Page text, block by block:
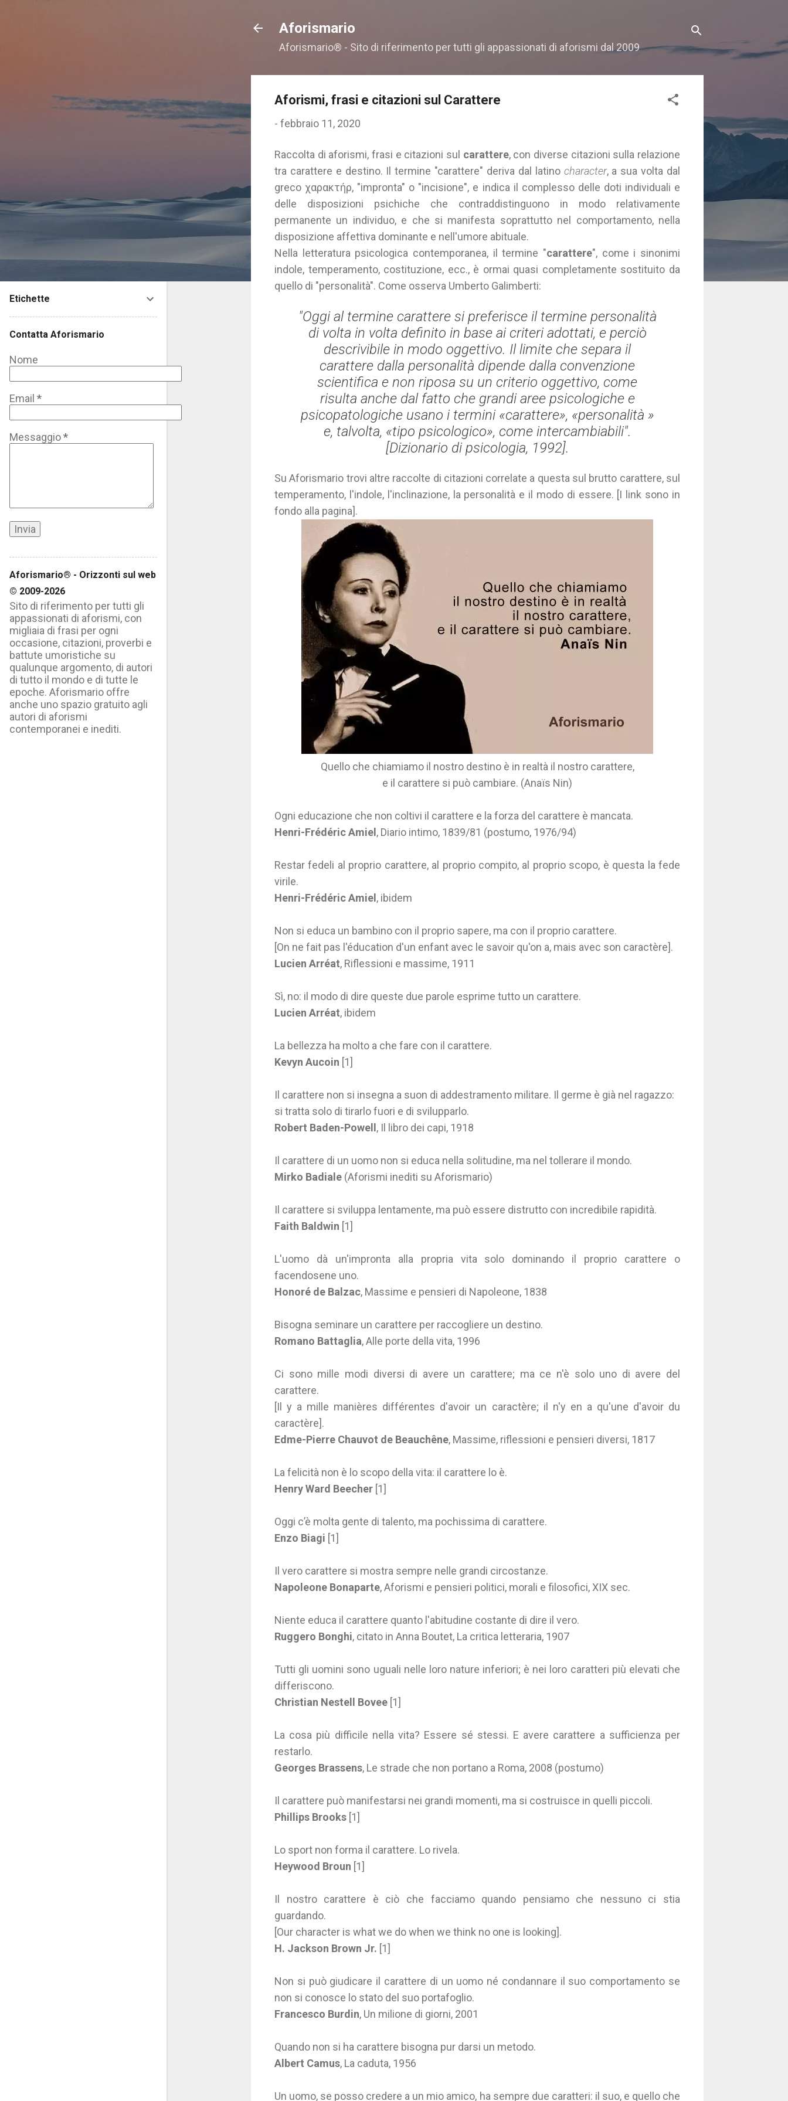
Aforismario
Aforismario® - Sito di riferimento per tutti gli appassionati di aforismi dal 2009
Aforismi, frasi e citazioni sul Carattere
- febbraio 11, 2020
Raccolta di aforismi, frasi e citazioni sul carattere, con diverse citazioni sulla relazione
tra carattere e destino. Il termine "carattere" deriva dal latino character, a sua volta dal
greco χαρακτήρ, "impronta" o "incisione", e indica il complesso delle doti individuali e
delle disposizioni psichiche che contraddistinguono in modo relativamente
permanente un individuo, e che si manifesta soprattutto nel comportamento, nella
disposizione affettiva dominante e nell'umore abituale.
Nella letteratura psicologica contemporanea, il termine "carattere", come i sinonimi
indole, temperamento, costituzione, ecc., è ormai quasi completamente sostituito da
quello di "personalità". Come osserva Umberto Galimberti:
"Oggi al termine carattere si preferisce il termine personalità
di volta in volta definito in base ai criteri adottati, e perciò
descrivibile in modo oggettivo. Il limite che separa il
carattere dalla personalità dipende dalla convenzione
scientifica e non riposa su un criterio oggettivo, come
risulta anche dal fatto che grandi aree psicologiche e
psicopatologiche usano i termini «carattere», «personalità »
e, talvolta, «tipo psicologico», come intercambiabili".
[Dizionario di psicologia, 1992].
Su Aforismario trovi altre raccolte di citazioni correlate a questa sul brutto carattere, sul
temperamento, l'indole, l'inclinazione, la personalità e il modo di essere. [I link sono in
fondo alla pagina].
Quello che chiamiamo il nostro destino è in realtà il nostro carattere,
e il carattere si può cambiare. (Anaïs Nin)
Ogni educazione che non coltivi il carattere e la forza del carattere è mancata.
Henri-Frédéric Amiel , Diario intimo, 1839/81 (postumo, 1976/94)
Restar fedeli al proprio carattere, al proprio compito, al proprio scopo, è questa la fede
virile.
Henri-Frédéric Amiel , ibidem
Non si educa un bambino con il proprio sapere, ma con il proprio carattere.
[On ne fait pas l'éducation d'un enfant avec le savoir qu'on a, mais avec son caractère].
Lucien Arréat, Riflessioni e massime, 1911
Sì, no: il modo di dire queste due parole esprime tutto un carattere.
Lucien Arréat, ibidem
La bellezza ha molto a che fare con il carattere.
Kevyn Aucoin [1]
Il carattere non si insegna a suon di addestramento militare. Il germe è già nel ragazzo:
si tratta solo di tirarlo fuori e di svilupparlo.
Robert Baden-Powell , Il libro dei capi, 1918
Il carattere di un uomo non si educa nella solitudine, ma nel tollerare il mondo.
Mirko Badiale (Aforismi inediti su Aforismario)
Il carattere si sviluppa lentamente, ma può essere distrutto con incredibile rapidità.
Faith Baldwin [1]
L'uomo dà un'impronta alla propria vita solo dominando il proprio carattere o
facendosene uno.
Honoré de Balzac, Massime e pensieri di Napoleone, 1838
Bisogna seminare un carattere per raccogliere un destino.
Romano Battaglia, Alle porte della vita, 1996
Ci sono mille modi diversi di avere un carattere; ma ce n'è solo uno di avere del
carattere.
[Il y a mille manières différentes d'avoir un caractère; il n'y en a qu'une d'avoir du
caractère].
Edme-Pierre Chauvot de Beauchêne, Massime, riflessioni e pensieri diversi, 1817
La felicità non è lo scopo della vita: il carattere lo è.
Henry Ward Beecher [1]
Oggi c’è molta gente di talento, ma pochissima di carattere.
Enzo Biagi [1]
Il vero carattere si mostra sempre nelle grandi circostanze.
Napoleone Bonaparte, Aforismi e pensieri politici, morali e filosofici, XIX sec.
Niente educa il carattere quanto l'abitudine costante di dire il vero.
Ruggero Bonghi, citato in Anna Boutet, La critica letteraria, 1907
Tutti gli uomini sono uguali nelle loro nature inferiori; è nei loro caratteri più elevati che
differiscono.
Christian Nestell Bovee [1]
La cosa più difficile nella vita? Essere sé stessi. E avere carattere a sufficienza per
restarlo.
Georges Brassens, Le strade che non portano a Roma, 2008 (postumo)
Il carattere può manifestarsi nei grandi momenti, ma si costruisce in quelli piccoli.
Phillips Brooks [1]
Lo sport non forma il carattere. Lo rivela.
Heywood Broun [1]
Il nostro carattere è ciò che facciamo quando pensiamo che nessuno ci stia
guardando.
[Our character is what we do when we think no one is looking].
H. Jackson Brown Jr. [1]
Non si può giudicare il carattere di un uomo né condannare il suo comportamento se
non si conosce lo stato del suo portafoglio.
Francesco Burdin, Un milione di giorni, 2001
Quando non si ha carattere bisogna pur darsi un metodo.
Albert Camus, La caduta, 1956
Un uomo, se posso credere a un mio amico, ha sempre due caratteri: il suo, e quello che
Etichette
Contatta Aforismario
Nome
Email *
Messaggio*
Aforismario® - Orizzonti sul web
© 2009-2026
Sito di riferimento per tutti gli
appassionati di aforismi, con
migliaia di frasi per ogni
occasione, citazioni, proverbi e
battute umoristiche su
qualunque argomento, di autori
di tutto il mondo e di tutte le
epoche. Aforismario offre
anche uno spazio gratuito agli
autori di aforismi
contemporanei e inediti.